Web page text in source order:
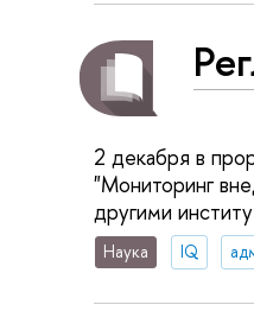
2 декабря в
"Мониторинг
другими
Наука IQ